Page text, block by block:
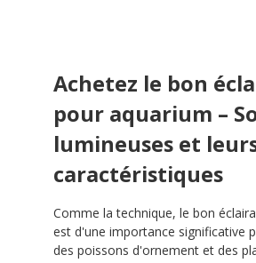
Achetez le bon
pour aquarium –
lumineuses et
caractéristiques
Comme la technique, le bon
est d'une importance significative
des poissons d'ornement et des